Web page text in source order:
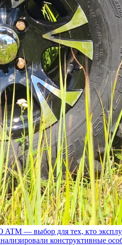
— выбор для тех, кто
конструктивные